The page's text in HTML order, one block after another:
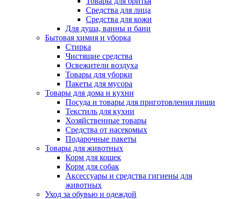
Средства для лица
Средства для кожи
Для душа, ванны и бани
Бытовая химия и уборка
Стирка
Чистящие средства
Освежители воздуха
Товары для уборки
Пакеты для мусора
Товары для дома и кухни
Посуда и товары для приготовления пищи
Текстиль для кухни
Хозяйственные товары
Средства от насекомых
Подарочные пакеты
Товары для животных
Корм для кошек
Корм для собак
Аксессуары и средства гигиены для
животных
Уход за обувью и одеждой